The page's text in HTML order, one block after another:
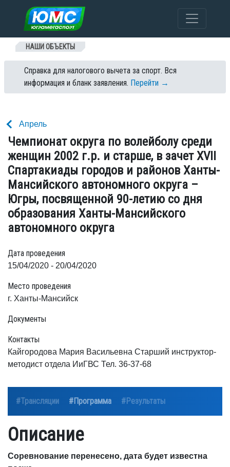
Перейти к содержанию
НАШИ ОБЪЕКТЫ
Справка для налогового вычета за спорт. Вся
информация и бланк заявления. Перейти →
Апрель
Чемпионат округа по волейболу среди
женщин 2002 г.р. и старше, в зачет XVII
Спартакиады городов и районов Ханты-
Мансийского автономного округа –
Югры, посвященной 90-летию со дня
образования Ханты-Мансийского
автономного округа
Дата проведения
15/04/2020 - 20/04/2020
Место проведения
г. Ханты-Мансийск
Документы
Контакты
Кайгородова Мария Васильевна Старший инструктор-
методист отдела ИиГВС Тел. 36-37-68
#Трансляции #Программа #Результаты
Описание
Соревнование перенесено, дата будет известна